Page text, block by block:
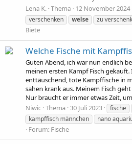
Lena K. Thema 12 November 2024
verschenken
welse zu
Biete
Welche Fische mit
Guten Abend, ich war nun endlich
meinen ersten Kampf Fisch
enttäuschend, tote Kampffische in
sahen krank aus. Meinem Fisch
Nur braucht er immer etwas Zeit,
Niwic Thema 30 Juli 2023 fische
kampffisch männchen
nano
Forum: Fische